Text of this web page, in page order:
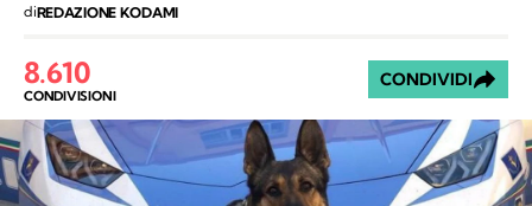
diREDAZIONE KODAMI
8.610
CONDIVISIONI
CONDIVIDI